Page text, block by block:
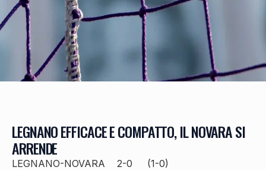
LEGNANO EFFICACE E COMPATTO, IL NOVARA SI
ARRENDE
LEGNANO-NOVARA 2-0 (1-0)